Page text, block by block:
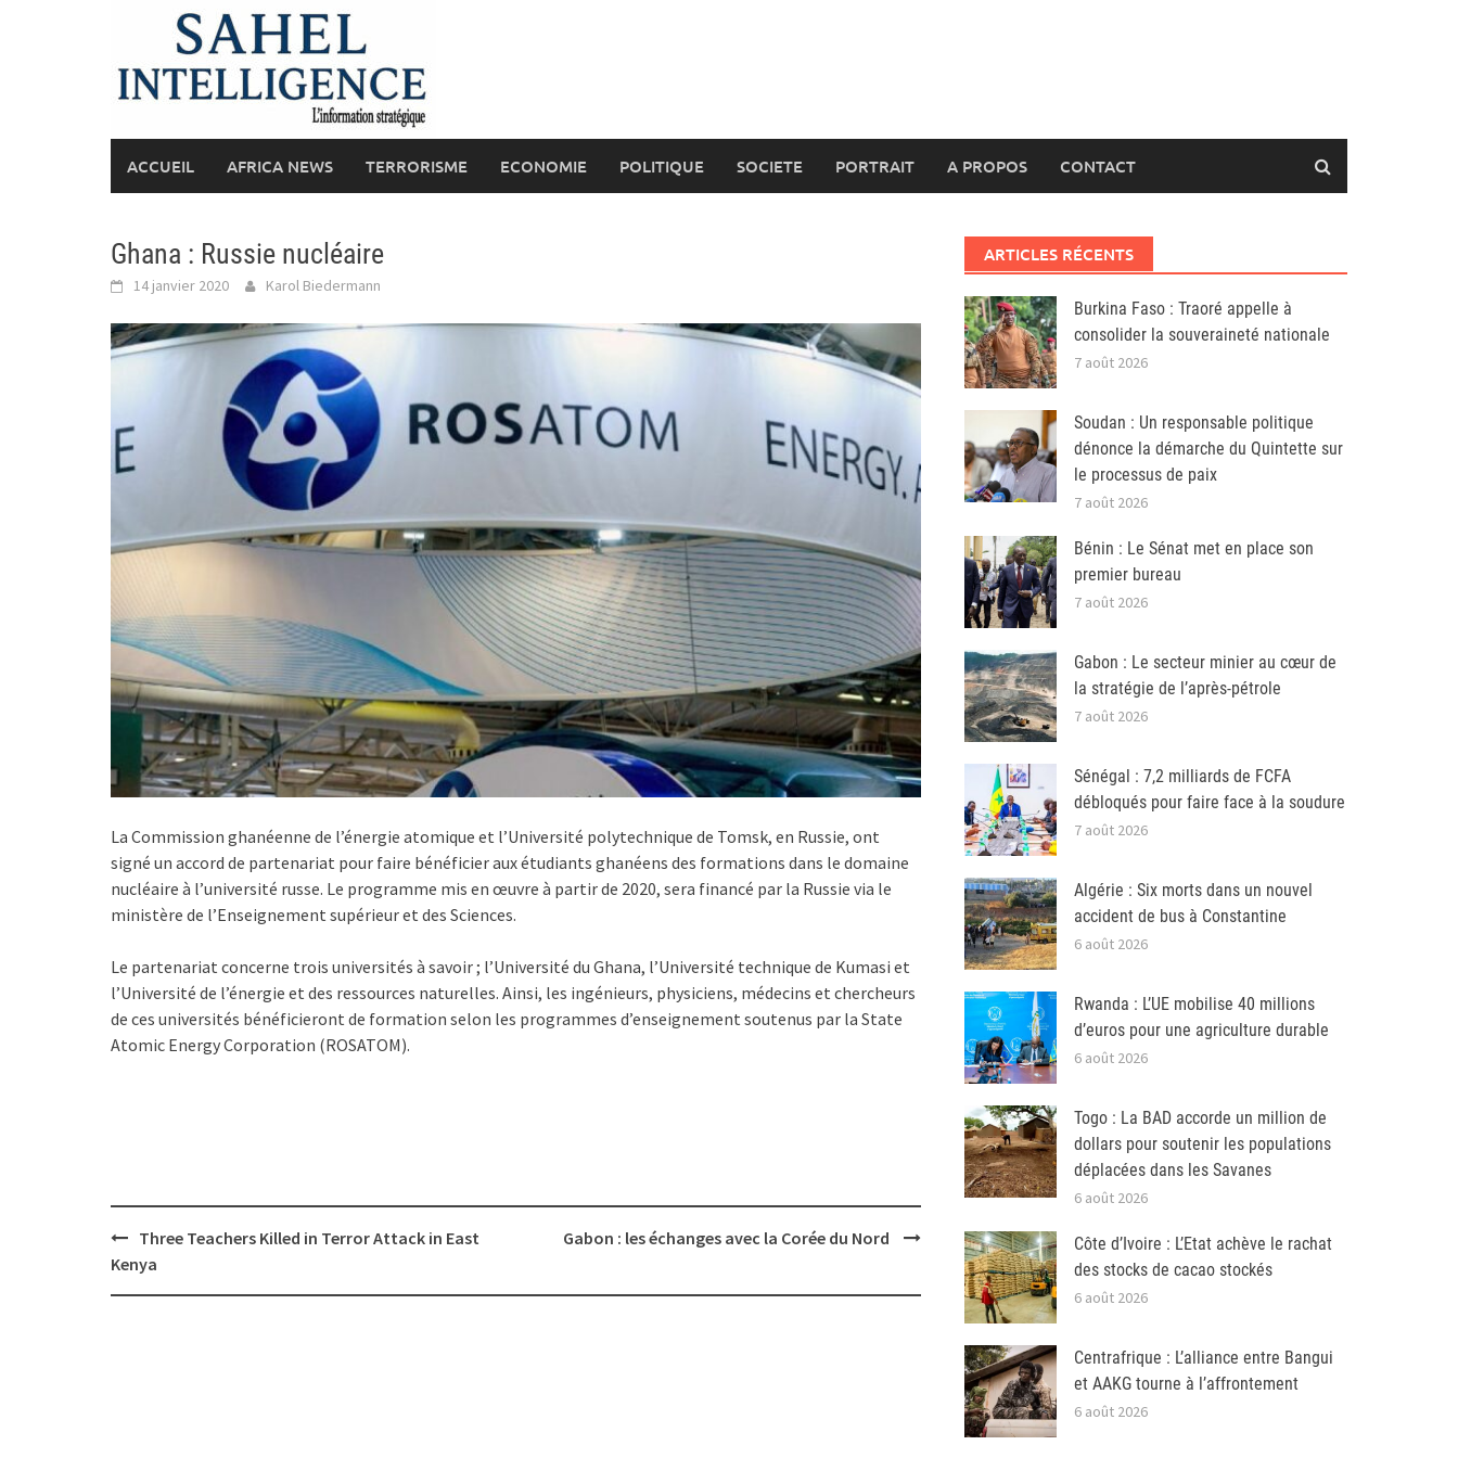
ACCUEIL AFRICA NEWS TERRORISME ECONOMIE POLITIQUE SOCIETE PORTRAIT A PROPOS CONTACT
Ghana : Russie nucléaire
14 janvier 2020 Karol Biedermann
La Commission ghanéenne de l’énergie atomique et l’Université polytechnique de Tomsk, en Russie, ont
signé un accord de partenariat pour faire bénéficier aux étudiants ghanéens des formations dans le domaine
nucléaire à l’université russe. Le programme mis en œuvre à partir de 2020, sera financé par la Russie via le
ministère de l’Enseignement supérieur et des Sciences.
Le partenariat concerne trois universités à savoir ; l’Université du Ghana, l’Université technique de Kumasi et
l’Université de l’énergie et des ressources naturelles. Ainsi, les ingénieurs, physiciens, médecins et chercheurs
de ces universités bénéficieront de formation selon les programmes d’enseignement soutenus par la State
Atomic Energy Corporation (ROSATOM).
Post
navigation
Three Teachers Killed in Terror Attack in East
Kenya
Gabon : les échanges avec la Corée du Nord
ARTICLES RÉCENTS
Burkina Faso : Traoré appelle à
consolider la souveraineté nationale
7 août 2026
Soudan : Un responsable politique
dénonce la démarche du Quintette sur
le processus de paix
7 août 2026
Bénin : Le Sénat met en place son
premier bureau
7 août 2026
Gabon : Le secteur minier au cœur de
la stratégie de l’après-pétrole
7 août 2026
Sénégal : 7,2 milliards de FCFA
débloqués pour faire face à la soudure
7 août 2026
Algérie : Six morts dans un nouvel
accident de bus à Constantine
6 août 2026
Rwanda : L’UE mobilise 40 millions
d’euros pour une agriculture durable
6 août 2026
Togo : La BAD accorde un million de
dollars pour soutenir les populations
déplacées dans les Savanes
6 août 2026
Côte d’Ivoire : L’Etat achève le rachat
des stocks de cacao stockés
6 août 2026
Centrafrique : L’alliance entre Bangui
et AAKG tourne à l’affrontement
6 août 2026